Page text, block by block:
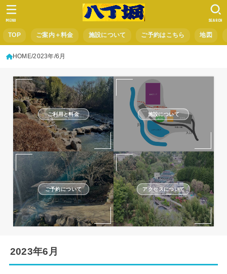
TOP ご案内＋料金 施設について ご予約はこちら 地図
SEARCH
MENU
HOME 2023年 6月
ご利用と料金 施設について
ご予約について アクセスについて
2023年6月